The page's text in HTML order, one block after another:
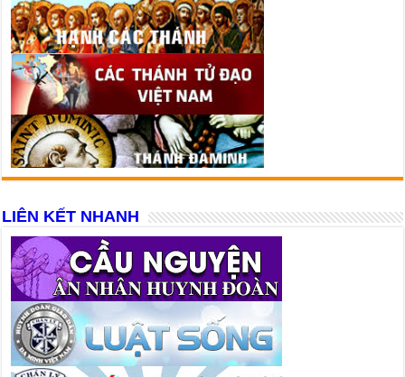
LIÊN KẾT NHANH